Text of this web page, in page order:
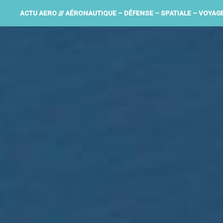
ACTU AERO /// AÉRONAUTIQUE – DÉFENSE – SPATIALE –